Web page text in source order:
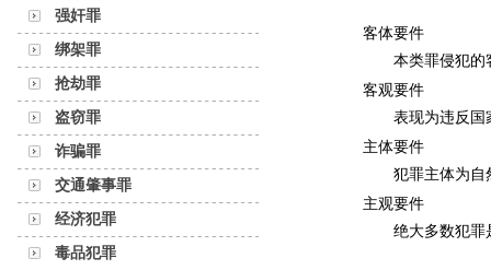
强奸罪
绑架罪
抢劫罪
盗窃罪
诈骗罪
交通肇事罪
经济犯罪
毒品犯罪
客体要件
本类罪侵犯的
客观要件
表现为违反国
主体要件
犯罪主体为 自
主观要件
绝大多数犯罪